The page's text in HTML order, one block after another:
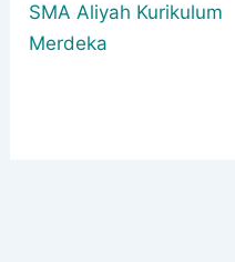
SMA Aliyah Kurikulum
Merdeka